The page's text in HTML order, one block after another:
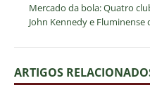
Mercado da bola: Quatro
John Kennedy e
ARTIGOS